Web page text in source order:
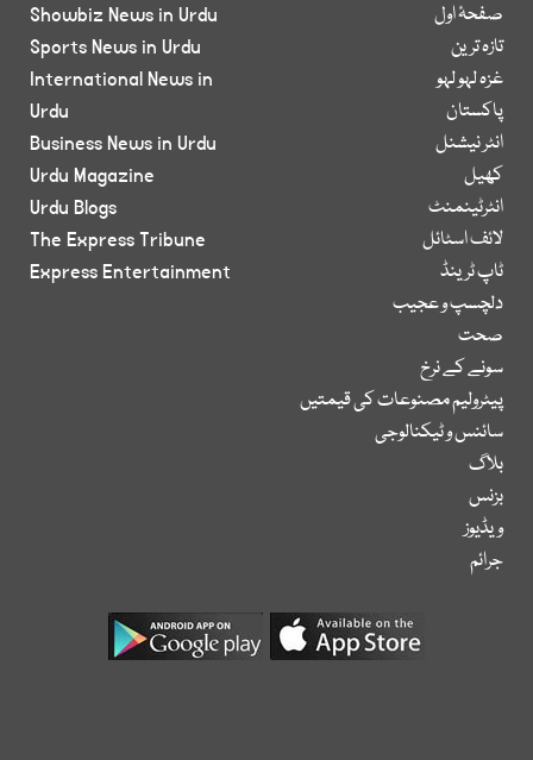
صفحۂ اول
تازہ ترین
غزہ لہو لہو
پاکستان
انٹر نیشنل
کھیل
انٹرٹینمنٹ
لائف اسٹائل
ٹاپ ٹرینڈ
دلچسپ و عجیب
صحت
سونے کے نرخ
پیٹرولیم مصنوعات کی قیمتیں
سائنس و ٹیکنالوجی
بلاگ
بزنس
ویڈیوز
جرائم
Showbiz News in Urdu
Sports News in Urdu
International News in
Urdu
Business News in Urdu
Urdu Magazine
Urdu Blogs
The Express Tribune
Express Entertainment